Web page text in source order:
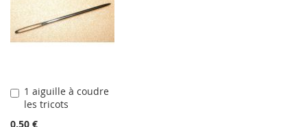
1 aiguille à coudre
les tricots
0,50 €
Ajouter
au
panier